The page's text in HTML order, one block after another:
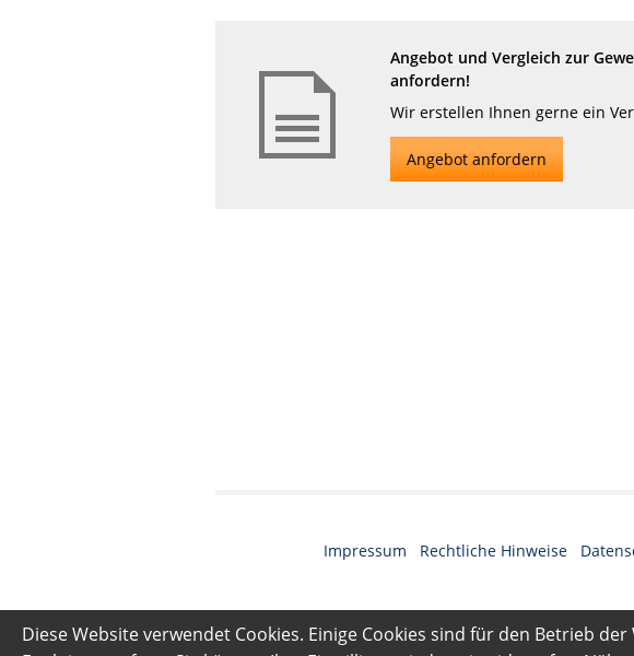
Angebot und Vergleich zur
anfordern!
Wir erstellen Ihnen gerne ein
Angebot anfordern
Impressum Rechtliche Hinweise·
Diese Website verwendet Cookies. Einige Cookies sind für den Betrieb